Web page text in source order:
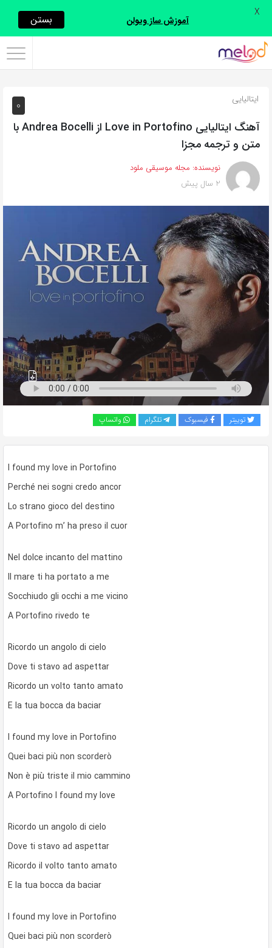
اشتراک
با
از
روش‌های
زیر
این
صفحه
را
با
دوستان
خود
به
اشتراک
بگذارید.
کپی
لینک
0 ایتالیایی
آهنگ ایتالیایی Love in Portofino از Andrea Bocelli با
متن و ترجمه مجزا
نویسنده: مجله موسیقی ملود
2 سال پیش
توییتر فیسبوک تلگرام واتساپ
I found my love in Portofino
Perché nei sogni credo ancor
Lo strano gioco del destino
A Portofino m’ ha preso il cuor
Nel dolce incanto del mattino
Il mare ti ha portato a me
Socchiudo gli occhi a me vicino
A Portofino rivedo te
Ricordo un angolo di cielo
Dove ti stavo ad aspettar
Ricordo un volto tanto amato
E la tua bocca da baciar
I found my love in Portofino
Quei baci più non scorderò
Non è più triste il mio cammino
A Portofino I found my love
Ricordo un angolo di cielo
Dove ti stavo ad aspettar
Ricordo il volto tanto amato
E la tua bocca da baciar
I found my love in Portofino
Quei baci più non scorderò
آموزش ساز ویولن بستن X